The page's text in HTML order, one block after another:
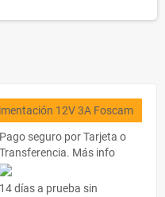
12V 3A Foscam
Pago seguro por Tarjeta o
Transferencia. Más info
14 días a prueba sin